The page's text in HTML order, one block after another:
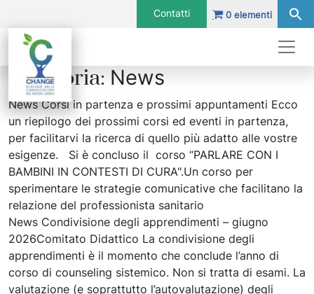
Navigazione principale
Contatti 0 elementi
Navigazione principale
Categoria:News
News Corsi in partenza e prossimi appuntamenti Ecco
un riepilogo dei prossimi corsi ed eventi in partenza,
per facilitarvi la ricerca di quello più adatto alle vostre
esigenze. Si è concluso il corso “PARLARE CON I
BAMBINI IN CONTESTI DI CURA".Un corso per
sperimentare le strategie comunicative che facilitano la
relazione del professionista sanitario
News Condivisione degli apprendimenti – giugno
2026Comitato Didattico La condivisione degli
apprendimenti è il momento che conclude l’anno di
corso di counseling sistemico. Non si tratta di esami. La
valutazione (e soprattutto l’autovalutazione) degli